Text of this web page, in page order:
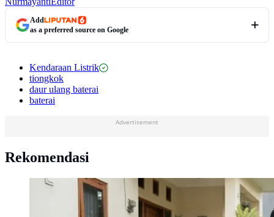
Add
as a preferred source on Google
Kendaraan Listrik
tiongkok
daur ulang baterai
baterai
Advertisement
Rekomendasi